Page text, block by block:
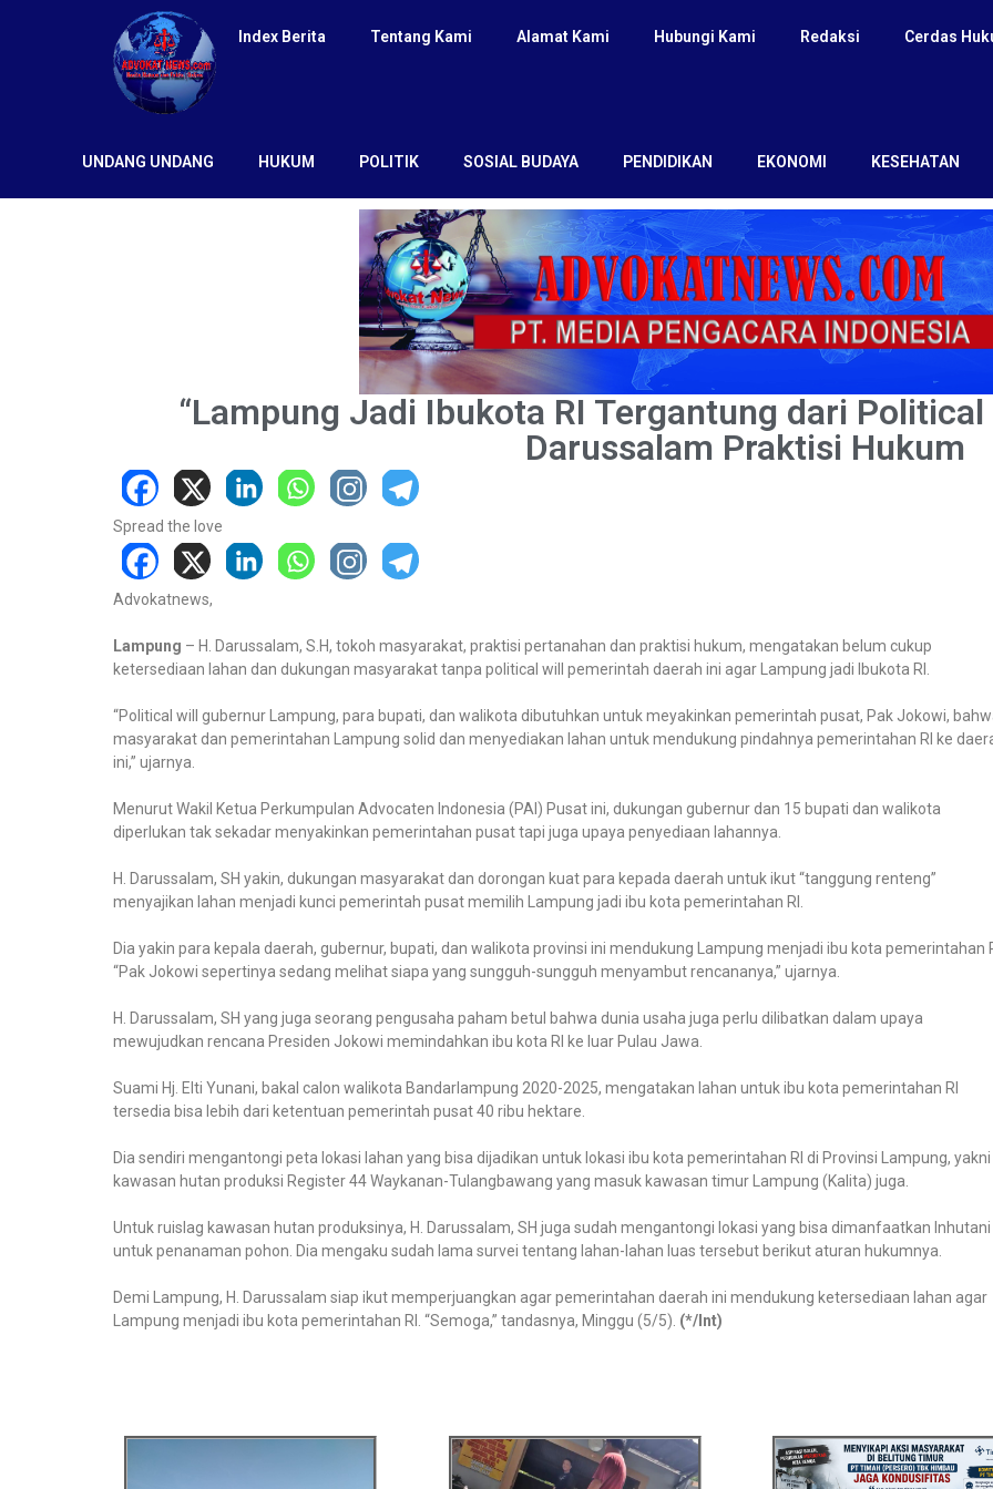
Index Berita Tentang Kami Alamat Kami Hubungi Kami Redaksi Cerdas
UNDANG UNDANG HUKUM POLITIK SOSIAL BUDAYA PENDIDIKAN EKONOMI KESEHATAN
“Lampung Jadi Ibukota RI Tergantung dari Political
Darussalam Praktisi Hukum
Spread the love
Advokatnews,
Lampung – H. Darussalam, S.H, tokoh masyarakat, praktisi pertanahan dan praktisi hukum, mengatakan belum cukup
ketersediaan lahan dan dukungan masyarakat tanpa political will pemerintah daerah ini agar Lampung jadi Ibukota RI.
“Political will gubernur Lampung, para bupati, dan walikota dibutuhkan untuk meyakinkan pemerintah pusat, Pak Jokowi,
masyarakat dan pemerintahan Lampung solid dan menyediakan lahan untuk mendukung pindahnya pemerintahan RI ke
ini,” ujarnya.
Menurut Wakil Ketua Perkumpulan Advocaten Indonesia (PAI) Pusat ini, dukungan gubernur dan 15 bupati dan walikota
diperlukan tak sekadar menyakinkan pemerintahan pusat tapi juga upaya penyediaan lahannya.
H. Darussalam, SH yakin, dukungan masyarakat dan dorongan kuat para kepada daerah untuk ikut “tanggung renteng”
menyajikan lahan menjadi kunci pemerintah pusat memilih Lampung jadi ibu kota pemerintahan RI.
Dia yakin para kepala daerah, gubernur, bupati, dan walikota provinsi ini mendukung Lampung menjadi ibu kota pemerintahan
“Pak Jokowi sepertinya sedang melihat siapa yang sungguh-sungguh menyambut rencananya,” ujarnya.
H. Darussalam, SH yang juga seorang pengusaha paham betul bahwa dunia usaha juga perlu dilibatkan dalam upaya
mewujudkan rencana Presiden Jokowi memindahkan ibu kota RI ke luar Pulau Jawa.
Suami Hj. Elti Yunani, bakal calon walikota Bandarlampung 2020-2025, mengatakan lahan untuk ibu kota pemerintahan RI
tersedia bisa lebih dari ketentuan pemerintah pusat 40 ribu hektare.
Dia sendiri mengantongi peta lokasi lahan yang bisa dijadikan untuk lokasi ibu kota pemerintahan RI di Provinsi Lampung, yakni
kawasan hutan produksi Register 44 Waykanan-Tulangbawang yang masuk kawasan timur Lampung (Kalita) juga.
Untuk ruislag kawasan hutan produksinya, H. Darussalam, SH juga sudah mengantongi lokasi yang bisa dimanfaatkan Inhutani
untuk penanaman pohon. Dia mengaku sudah lama survei tentang lahan-lahan luas tersebut berikut aturan hukumnya.
Demi Lampung, H. Darussalam siap ikut memperjuangkan agar pemerintahan daerah ini mendukung ketersediaan lahan agar
Lampung menjadi ibu kota pemerintahan RI. “Semoga,” tandasnya, Minggu (5/5). (*/Int)